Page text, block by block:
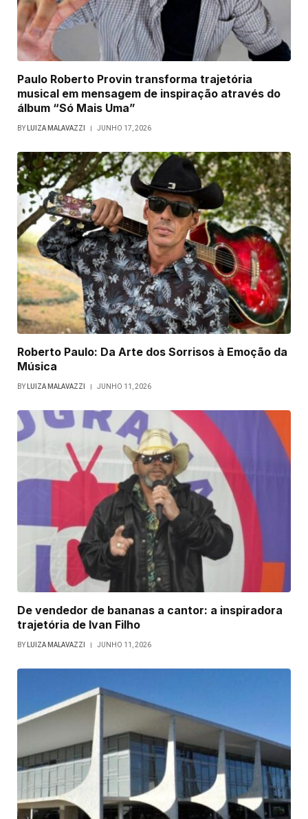
Paulo Roberto Provin transforma trajetória
musical em mensagem de inspiração através do
álbum “Só Mais Uma”
BY LUIZA MALAVAZZI JUNHO 17, 2026
Roberto Paulo: Da Arte dos Sorrisos à Emoção da
Música
BY LUIZA MALAVAZZI JUNHO 11, 2026
De vendedor de bananas a cantor: a inspiradora
trajetória de Ivan Filho
BY LUIZA MALAVAZZI JUNHO 11, 2026